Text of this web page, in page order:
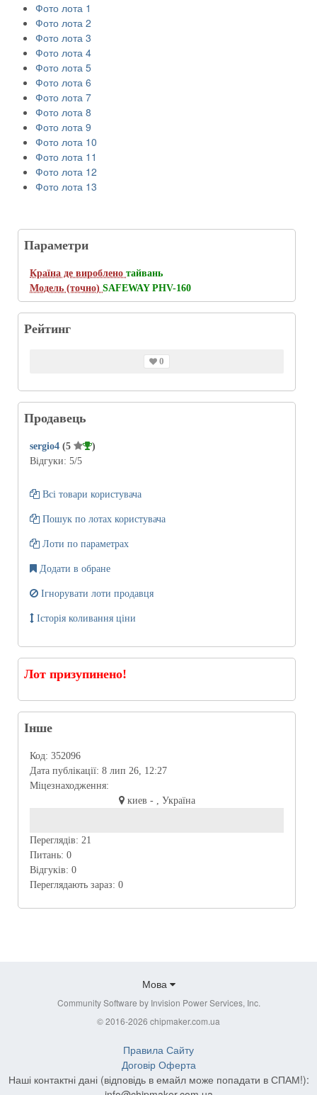
Фото лота 1
Фото лота 2
Фото лота 3
Фото лота 4
Фото лота 5
Фото лота 6
Фото лота 7
Фото лота 8
Фото лота 9
Фото лота 10
Фото лота 11
Фото лота 12
Фото лота 13
Параметри
Країна де вироблено тайвань
Модель (точно) SAFEWAY PHV-160
Рейтинг
0
Продавець
sergio4 (5
)
Відгуки: 5/5
Всі товари користувача
Пошук по лотах користувача
Лоти по параметрах
Додати в обране
Ігнорувати лоти продавця
Історія коливання ціни
Лот призупинено!
Інше
Код: 352096
Дата публікації: 8 лип 26, 12:27
Міцезнаходження:
киев - , Україна
Переглядів: 21
Питань: 0
Відгуків: 0
Переглядають зараз: 0
Мова
Community Software by Invision Power Services, Inc.
© 2016-2026 chipmaker.com.ua
Правила Сайту
Договір Оферта
Наші контактні дані (відповідь в емайл може попадати в СПАМ!):